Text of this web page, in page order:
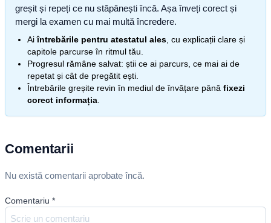
greșit și repeți ce nu stăpânești încă. Așa înveți corect și
mergi la examen cu mai multă încredere.
Aiîntrebările pentru atestatul ales , cu explicații clare și
capitole parcurse în ritmul tău.
Progresul rămâne salvat: știi ce ai parcurs, ce mai ai de
repetat și cât de pregătit ești.
Întrebările greșite revin în mediul de învățare până fixezi
corect informația
Comentarii
Nu există comentarii aprobate încă.
Comentariu *